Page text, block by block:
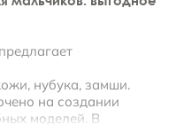
нубука, замши.
на создании
моделей. В